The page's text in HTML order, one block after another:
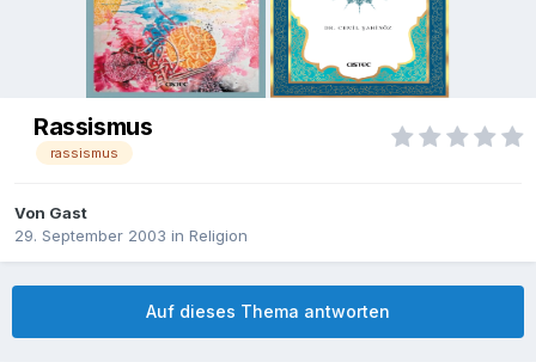
Rassismus
rassismus
Von Gast
29. September 2003 in Religion
Auf dieses Thema antworten